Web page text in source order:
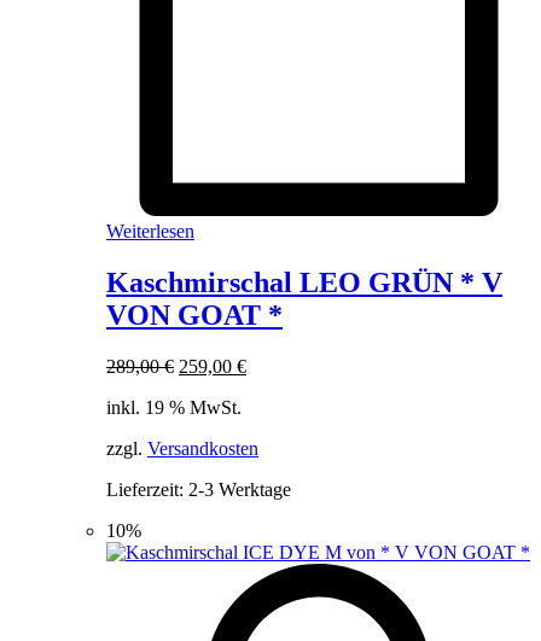
Weiterlesen
Kaschmirschal LEO GRÜN * V
VON GOAT *
289,00€ Ursprünglicher
war:
259,00 €Aktueller
inkl. 19 % MwSt.
zzgl. Versandkosten
Lieferzeit: 2-3 Werktage
10%